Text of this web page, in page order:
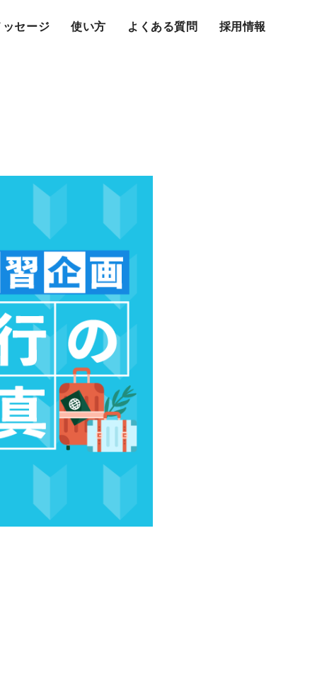
セージ 使い方 よくある質問 採用情報